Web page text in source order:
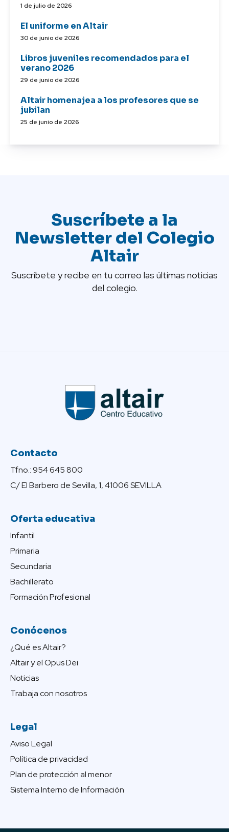
1 de julio de 2026
El uniforme en Altair
30 de junio de 2026
Libros juveniles recomendados para el
verano 2026
29 de junio de 2026
Altair homenajea a los profesores que se
jubilan
25 de junio de 2026
Suscríbete a la
Newsletter del Colegio
Altair
Suscríbete y recibe en tu correo las últimas noticias
del colegio.
Contacto
Tfno.: 954 645 800
C/ El Barbero de Sevilla, 1, 41006 SEVILLA
Oferta educativa
Infantil
Primaria
Secundaria
Bachillerato
Formación Profesional
Conócenos
¿Qué es Altair?
Altair y el Opus Dei
Noticias
Trabaja con nosotros
Legal
Aviso Legal
Política de privacidad
Plan de protección al menor
Sistema Interno de Información